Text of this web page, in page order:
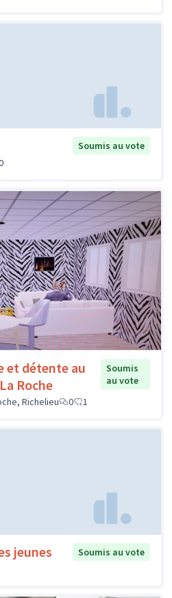
Soumis au vote
et détente au
Roche
Soumis
au vote
Richelieu
0 1
jeunes
Soumis au vote